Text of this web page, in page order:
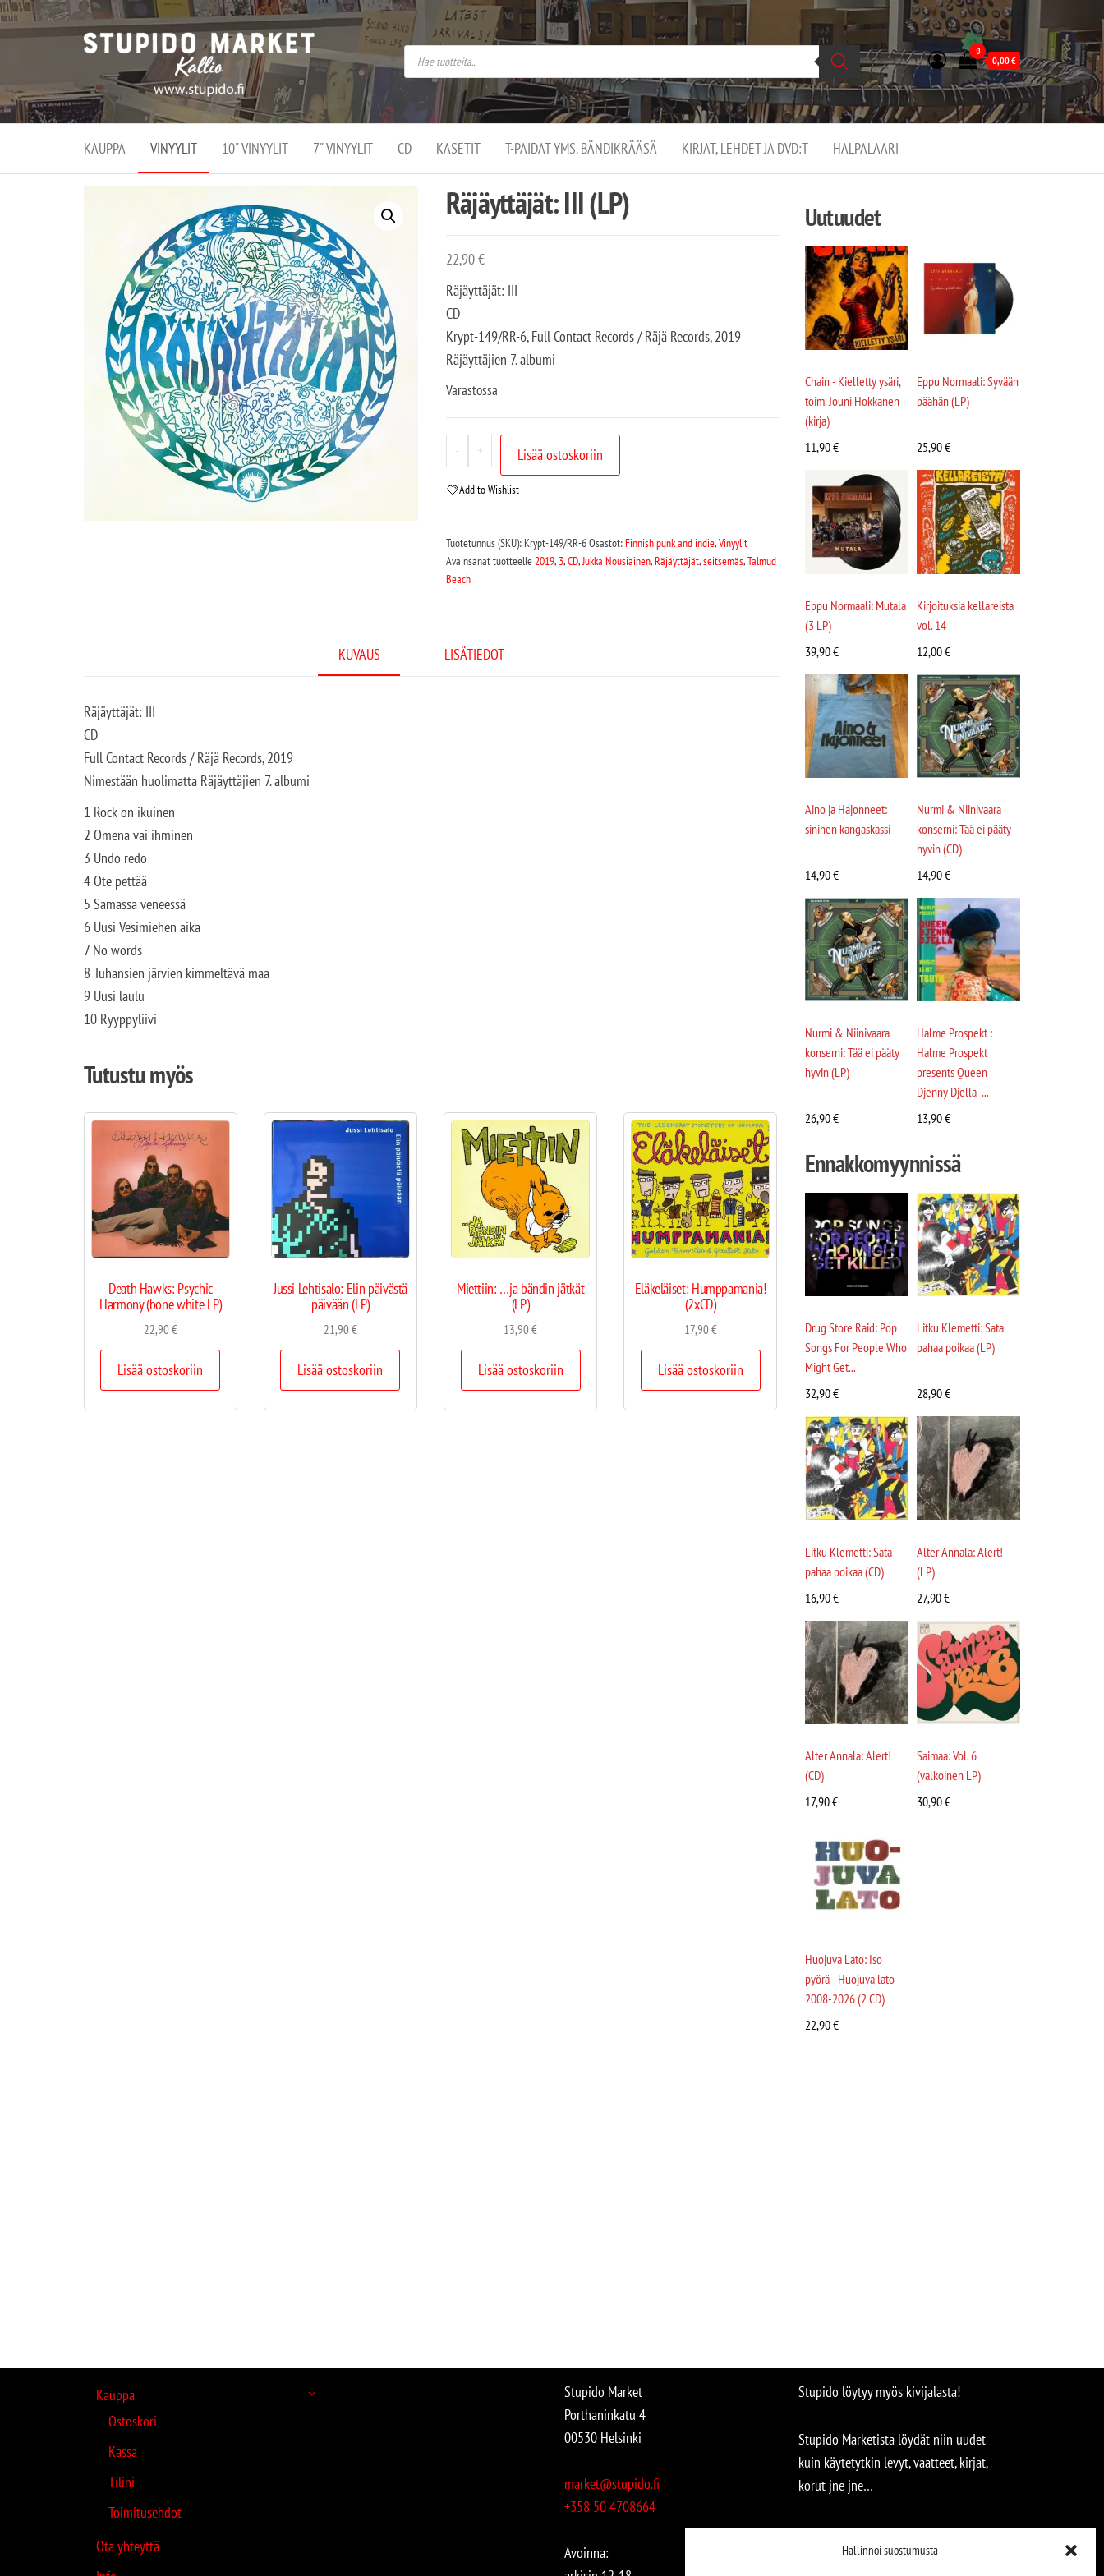
Hallinnoi suostumusta
Stupido
Market –
verkossa
ja
kivijalassa
Stupido Market on
vaihtoehtomusaan
erikoistunut
verkko- sekä
kivijalkakauppa
Helsingissä
Kallion
0
0,00€
KAUPPA VINYYLIT 10" VINYYLIT 7" VINYYLIT CD KASETIT T-PAIDAT YMS. BÄNDIKRÄÄSÄ KIRJAT, LEHDET JA DVD:T HALPALAARI
Räjäyttäjät: III (LP)
22,90€
Räjäyttäjät: III
CD
Krypt-149/RR-6, Full Contact Records / Räjä Records, 2019
Räjäyttäjien 7. albumi
Varastossa
- + Lisää ostoskoriin
Add to Wishlist
Tuotetunnus (SKU): Krypt-149/RR-6Osastot:Finnish punk and indie,Vinyylit
Avainsanat tuotteelle2019, 3,CD,Jukka Nousiainen,Räjäyttäjät,seitsemäs,Talmud
Beach
KUVAUS LISÄTIEDOT
Räjäyttäjät: III
CD
Full Contact Records / Räjä Records, 2019
Nimestään huolimatta Räjäyttäjien 7. albumi
1 Rock on ikuinen
2 Omena vai ihminen
3 Undo redo
4 Ote pettää
5 Samassa veneessä
6 Uusi Vesimiehen aika
7 No words
8 Tuhansien järvien kimmeltävä maa
9 Uusi laulu
10 Ryyppyliivi
Tutustu myös
Death Hawks: Psychic
Harmony (bone white LP)
22,90€
Lisää ostoskoriin
Jussi Lehtisalo: Elin päivästä
päivään (LP)
21,90€
Lisää ostoskoriin
Miettiin: …ja bändin jätkät
(LP)
13,90€
Lisää ostoskoriin
Eläkeläiset: Humppamania!
(2xCD)
17,90€
Lisää ostoskoriin
Uutuudet
Chain - Kielletty ysäri,
toim. Jouni Hokkanen
(kirja)
11,90€
Eppu Normaali: Syvään
päähän (LP)
25,90€
Eppu Normaali: Mutala
(3 LP)
39,90€
Kirjoituksia kellareista
vol. 14
12,00€
Aino ja Hajonneet:
sininen kangaskassi
14,90€
Nurmi & Niinivaara
konserni: Tää ei pääty
hyvin (CD)
14,90€
Nurmi & Niinivaara
konserni: Tää ei pääty
hyvin (LP)
26,90€
Halme Prospekt :
Halme Prospekt
presents Queen
Djenny Djella -...
13,90€
Ennakkomyynnissä
Drug Store Raid: Pop
Songs For People Who
Might Get...
32,90€
Litku Klemetti: Sata
pahaa poikaa (LP)
28,90€
Litku Klemetti: Sata
pahaa poikaa (CD)
16,90€
Alter Annala: Alert!
(LP)
27,90€
Alter Annala: Alert!
(CD)
17,90€
Saimaa: Vol. 6
(valkoinen LP)
30,90€
Huojuva Lato: Iso
pyörä - Huojuva lato
2008-2026 (2 CD)
22,90€
Kauppa
Ostoskori
Kassa
Tilini
Toimitusehdot
Ota yhteyttä
Stupido Market
Porthaninkatu 4
00530 Helsinki
market@stupido.fi
+358 50 4708664
Avoinna:
Stupido löytyy myös kivijalasta!
Stupido Marketista löydät niin uudet
kuin käytetytkin levyt, vaatteet, kirjat,
korut jne jne…